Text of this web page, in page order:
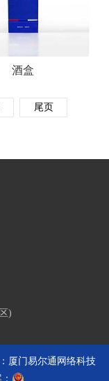
酒盒
尾页
)
厦门易尔通网络科技